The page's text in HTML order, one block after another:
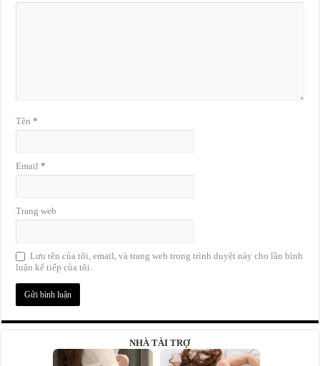
Tên*
Email*
Trang web
Lưu tên của tôi, email, và trang web trong trình duyệt này cho lần bình
luận kế tiếp của tôi.
NHÀ TÀI TRỢ